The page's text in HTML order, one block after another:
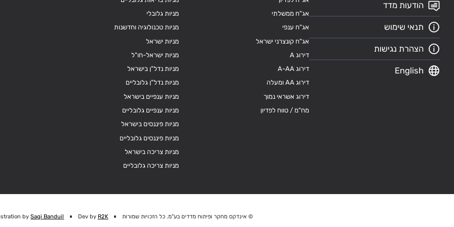
הודעות מדד
תנאי שימוש
הצהרת נגישות
English
אג"ח ממשלתי
אג"ח ענפי
אג"ח קונצרני ישראל
דירוג A
דירוג A-AA
דירוג AA ומעלה
דירוג אשראי נמוך
מח"מ / טווח לפדיון
מניות גלובלי
מניות טכנולוגיה וחדשנות
מניות ישראל
מניות ישראל-חו"ל
מניות נדל"ן בישראל
מניות נדל"ן גלובליים
מניות ענפיים בישראל
מניות ענפיים גלובליים
מניות פיננסים בישראל
מניות פיננסים גלובליים
מניות צריכה בישראל
מניות צריכה גלובליים
© אינדקס מחקר ופיתוח מדדים בע"מ. כל הזכויות שמורות Dev by R2K
bySagi Banduil